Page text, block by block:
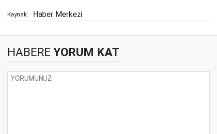
Kaynak: Haber Merkezi
HABERE YORUM KAT